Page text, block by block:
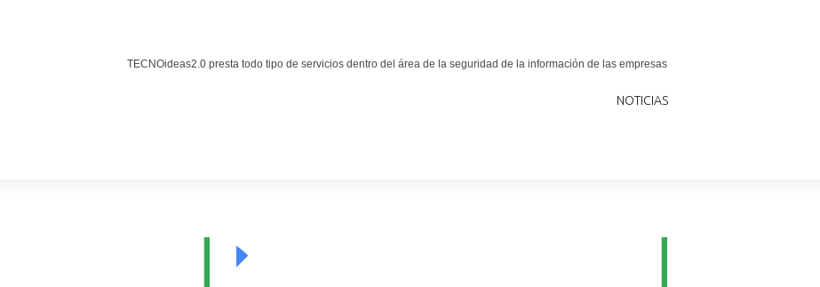
TECNOideas2.0 presta todo tipo de servicios dentro del área de la seguridad de la información de las empresas
NOTICIAS
Noticias tecnológicas.